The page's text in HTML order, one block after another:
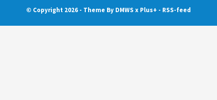
© Copyright 2026 - Theme By DMWS x Plus+ - RSS-feed